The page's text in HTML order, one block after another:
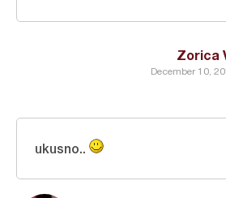
Zorica
December 10,
ukusno..